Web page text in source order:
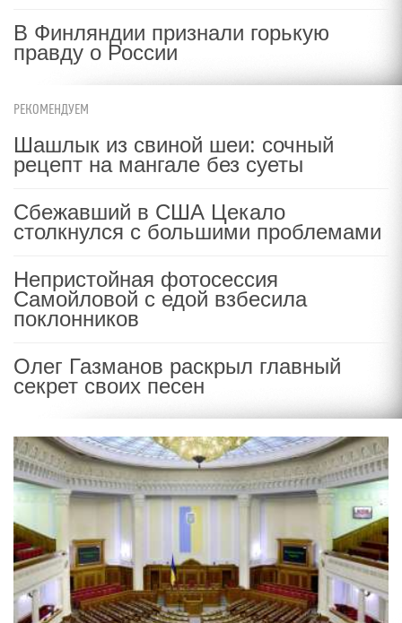
В Финляндии признали горькую
правду о России
РЕКОМЕНДУЕМ
Шашлык из свиной шеи: сочный
рецепт на мангале без суеты
Сбежавший в США Цекало
столкнулся с большими проблемами
Непристойная фотосессия
Самойловой с едой взбесила
поклонников
Олег Газманов раскрыл главный
секрет своих песен